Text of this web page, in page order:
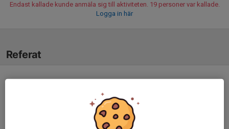
Endast kallade kunde anmäla sig till aktiviteten. 19 personer var kallade.
Logga in här
Referat